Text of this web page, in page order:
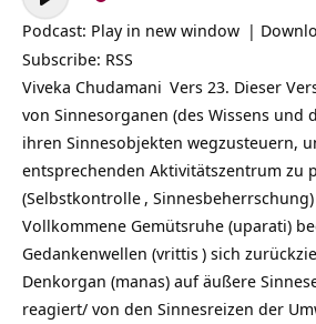
Player
Podcast: Play in new window |
Subscribe: RSS
Viveka Chudamani Vers 23. Dieser
von Sinnesorganen (des Wissens und
ihren Sinnesobjekten wegzusteuern,
entsprechenden Aktivitätszentrum zu
(Selbstkontrolle ,
Vollkommene Gemütsruhe (uparati)
Gedankenwellen (vrittis) sich
Denkorgan (manas) auf äußere
reagiert/ von den Sinnesreizen der